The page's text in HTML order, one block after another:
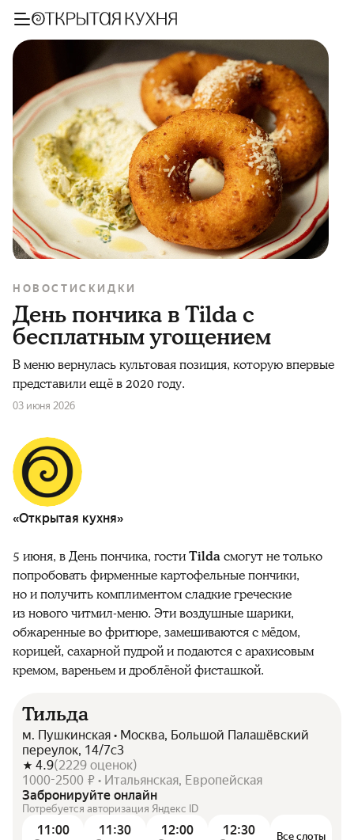
НОВОСТИСКИДКИ
День пончика в Tilda с
бесплатным угощением
В меню вернулась культовая позиция, которую впервые
представили ещё в 2020 году.
03 июня 2026
«Открытая кухня»
5 июня, в День пончика, гостиTildaсмогут не только
попробовать фирменные картофельные пончики,
но и получить комплиментом сладкие греческие
из нового читмил-меню. Эти воздушные шарики,
обжаренные во фритюре, замешиваются с мёдом,
корицей, сахарной пудрой и подаются с арахисовым
кремом, вареньем и дроблёной фисташкой.
Тильда
м. Пушкинская • Москва, Большой Палашёвский
переулок, 14/7с3
4.9(2229 оценок)
1000-2500 ₽ • Итальянская, Европейская
Забронируйте онлайн
Потребуется авторизация Яндекс ID
11:00 11:30 12:00 12:30 Все слоты